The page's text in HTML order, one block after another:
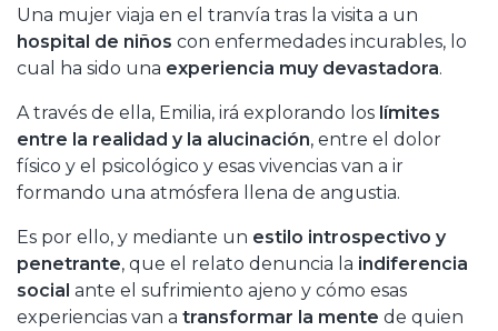
Una mujer viaja en el tranvía tras la visita a un
hospital de niños con enfermedades incurables, lo
cual ha sido una experiencia muy devastadora.
A través de ella, Emilia, irá explorando los límites
entre la realidad y la alucinación, entre el dolor
físico y el psicológico y esas vivencias van a ir
formando una atmósfera llena de angustia.
Es por ello, y mediante un estilo introspectivo y
penetrante, que el relato denuncia la indiferencia
social ante el sufrimiento ajeno y cómo esas
experiencias van a transformar la mente de quien